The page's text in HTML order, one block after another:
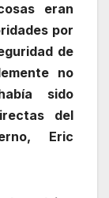
eran
por
de
no
sido
del
Eric